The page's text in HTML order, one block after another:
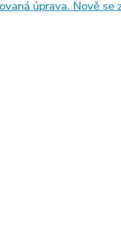
úprava. Nově se